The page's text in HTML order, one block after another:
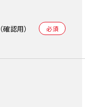
（確認用）